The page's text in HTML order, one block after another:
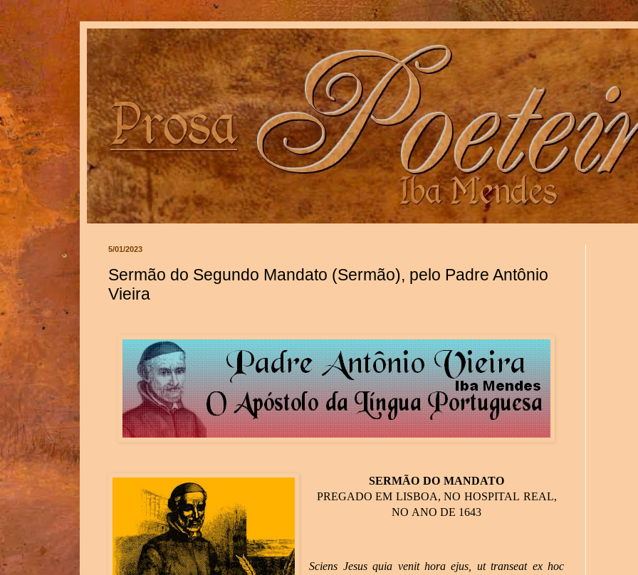
5/01/2023
Sermão do Segundo Mandato (Sermão), pelo Padre Antônio
Vieira
SERMÃO DO MANDATO
PREGADO EM LISBOA, NO HOSPITAL REAL,
NO ANO DE 1643
Sciens Jesus quia venit hora ejus, ut transeat ex hoc